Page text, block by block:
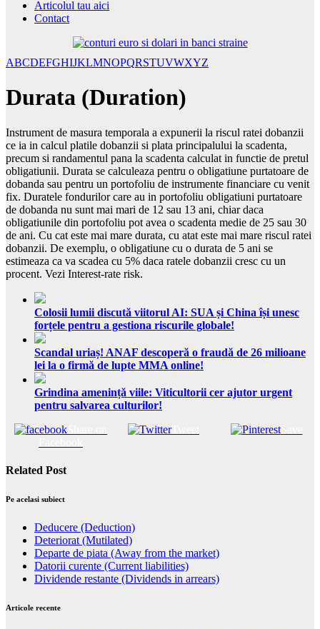
Articolul tau aici
Contact
ABCDEFGHIJKLMNOPQRSTUVWXYZ
Durata (Duration)
Instrument de masura temporala a expunerii la riscul ratei dobanzii
ce ia in calcul platile dobanzii si plata principalului la scadenta,
precum si randamentul pana la scadenta calculat in functie de pretul
obligatiunii. Durata se calculeaza pentru o obligatiune purtatoare de
dobanda sau pentru un portofoliu de instrumente financiare cu venit
fix. Duratele fondurilor care au in portofoliu obligatiuni purtatoare
de dobanda nu sunt mai mari de 12 sau 13 ani, chiar daca
obligatiunile din portofoliu pot avea o scadenta medie de 25 sau 30
de ani. Cu cat este mai mare durata, cu atat este mai mare riscul ratei
dobanzii. De exemplu, o obligatiune cu o durata de 5 ani se
estimeaza ca va scadea cu 5% daca ratele dobanzii cresc cu un
procent. Vezi Interest-rate risk.
Colosii lumii discută viitorul AI: SUA și China își unesc
forțele pentru a gestiona riscurile globale!
Scandal uriaș! ANAF descoperă o fraudă de 26 milioane
lei la o firmă de lupte MMA online!
Grindina amenință viile: Viticultorii cer ajutor urgent
pentru salvarea culturilor!
Tweet Save
Related Post
Pe acelasi subiect
Deducere (Deduction)
Deteriorat (Mutilated)
Departe de piata (Away from the market)
Datorii curente (Current liabilities)
Dividende restante (Dividends in arrears)
Articole recente